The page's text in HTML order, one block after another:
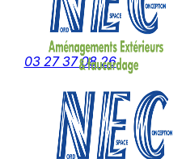
03 27 37 08 26
Panneau de gestion des cookies